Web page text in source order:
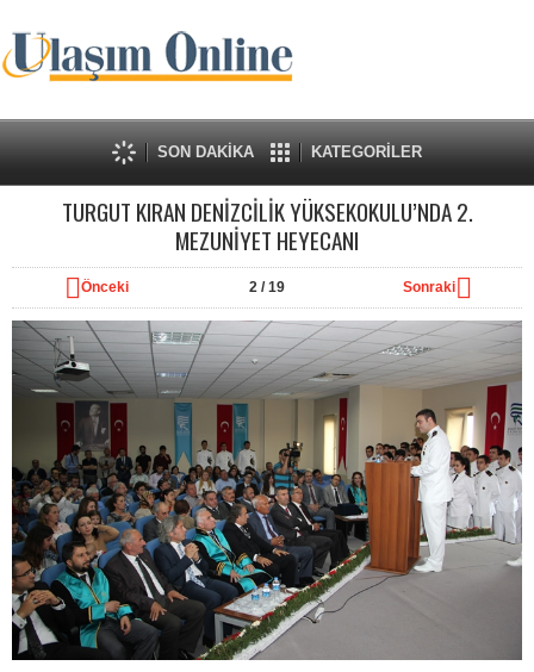
SON DAKİKA KATEGORİLER
TURGUT KIRAN DENİZCİLİK YÜKSEKOKULU’NDA 2.
MEZUNİYET HEYECANI
Önceki 2/ 19 Sonraki